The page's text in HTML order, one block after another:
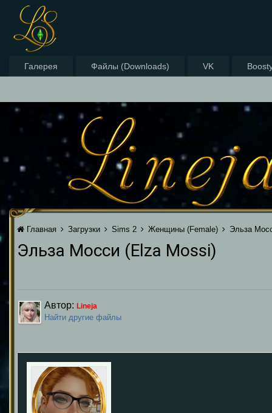
Галерея Файлы (Downloads) VK
Главная Загрузки Sims 2 Женщины (Female) Эльза
Эльза Мосси (Elza Mossi)
Автор: Lineja
Найти другие файлы